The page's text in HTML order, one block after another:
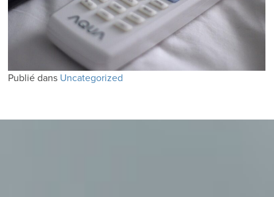
Publié dans Uncategorized